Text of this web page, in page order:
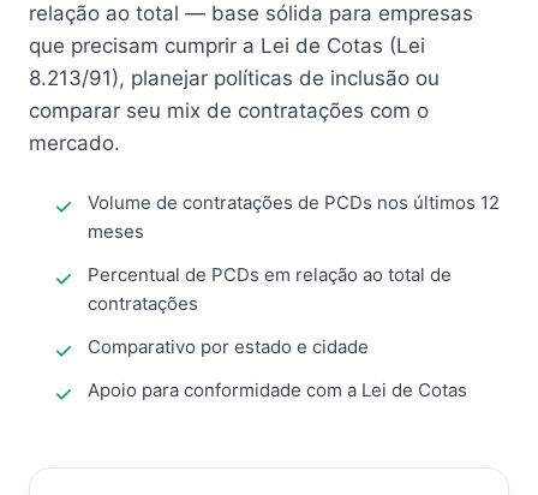
relação ao total — base sólida para empresas
que precisam cumprir a Lei de Cotas (Lei
8.213/91), planejar políticas de inclusão ou
comparar seu mix de contratações com o
mercado.
Volume de contratações de PCDs nos últimos 12
meses
Percentual de PCDs em relação ao total de
contratações
Comparativo por estado e cidade
Apoio para conformidade com a Lei de Cotas